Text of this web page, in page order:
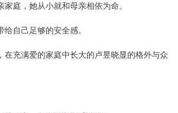
庭，她从小就和母亲相依为命。
自己足够的安全感。
在充满爱的家庭中长大的卢昱晓显的格外与众